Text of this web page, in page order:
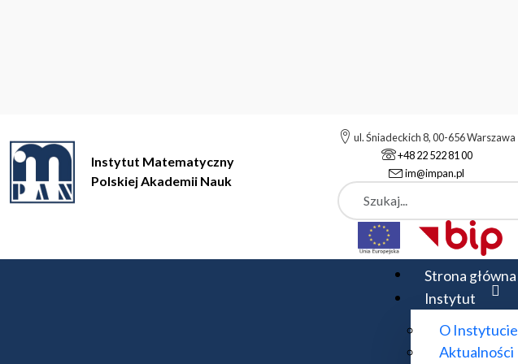
Instytut Matematyczny
Polskiej Akademii Nauk
ul. Śniadeckich 8, 00-656 Warszawa
+48 22 522 81 00
im@impan.pl
Szukaj
Strona główna
Instytut
O Instytucie
Aktualności
Instytut Matematyczny Polskiej Akademii Nauk Działalność naukowa Konferencje
XLIII Konferencja